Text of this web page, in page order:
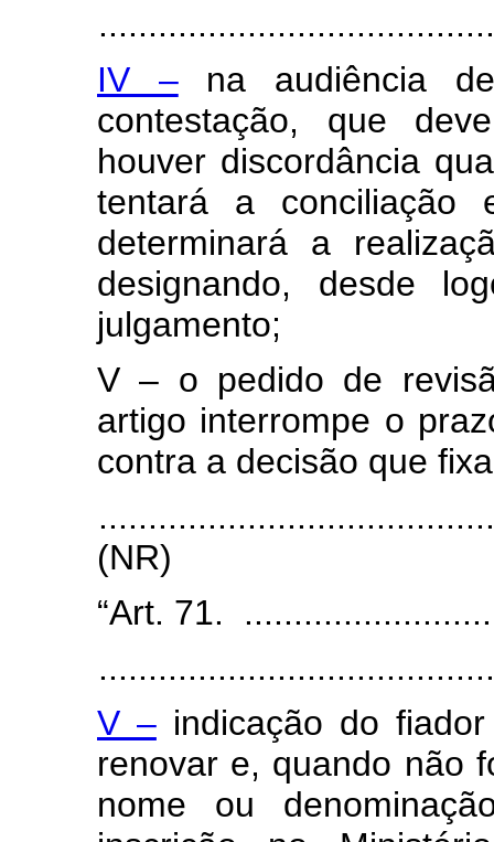
IV –na audiência de
contestação, que
houver discordância
tentará a conciliação
determinará a
designando, desde
julgamento;
V – o pedido de
artigo interrompe o
contra a decisão que
(NR)
“Art. 71.
V –indicação do
renovar e, quando não
nome ou